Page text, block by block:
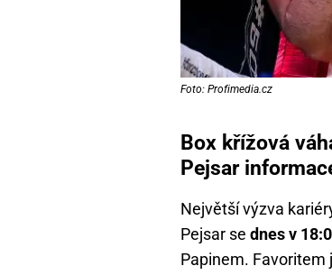
Foto: Profimedia.cz
Box křížová
Pejsar
Největší výzva
Pejsar se dnes v
Papinem. Favoritem